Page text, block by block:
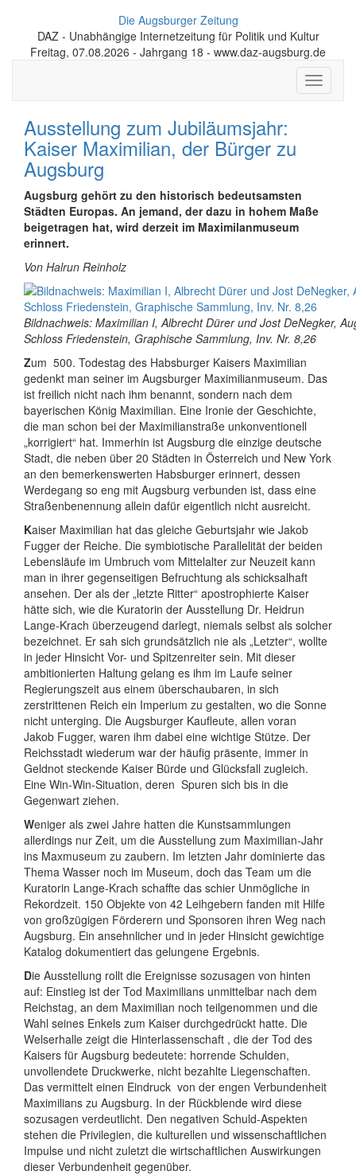
Die Augsburger Zeitung
DAZ - Unabhängige Internetzeitung für Politik und Kultur
Freitag, 07.08.2026 - Jahrgang 18 - www.daz-augsburg.de
Toggle
Ausstellung zum Jubiläumsjahr:
Kaiser Maximilian, der Bürger zu
Augsburg
Augsburg gehört zu den historisch bedeutsamsten
Städten Europas. An jemand, der dazu in hohem Maße
beigetragen hat, wird derzeit im Maximilanmuseum
erinnert.
Von Halrun Reinholz
Bildnachweis: Maximilian I, Albrecht Dürer und Jost DeNegker,
Schloss Friedenstein, Graphische Sammlung, Inv. Nr. 8,26
Zum 500. Todestag des Habsburger Kaisers Maximilian
gedenkt man seiner im Augsburger Maximilianmuseum. Das
ist freilich nicht nach ihm benannt, sondern nach dem
bayerischen König Maximilian. Eine Ironie der Geschichte,
die man schon bei der Maximilianstraße unkonventionell
„korrigiert“ hat. Immerhin ist Augsburg die einzige deutsche
Stadt, die neben über 20 Städten in Österreich und New York
an den bemerkenswerten Habsburger erinnert, dessen
Werdegang so eng mit Augsburg verbunden ist, dass eine
Straßenbenennung allein dafür eigentlich nicht ausreicht.
Kaiser Maximilian hat das gleiche Geburtsjahr wie Jakob
Fugger der Reiche. Die symbiotische Parallelität der beiden
Lebensläufe im Umbruch vom Mittelalter zur Neuzeit kann
man in ihrer gegenseitigen Befruchtung als schicksalhaft
ansehen. Der als der „letzte Ritter“ apostrophierte Kaiser
hätte sich, wie die Kuratorin der Ausstellung Dr. Heidrun
Lange-Krach überzeugend darlegt, niemals selbst als solcher
bezeichnet. Er sah sich grundsätzlich nie als „Letzter“, wollte
in jeder Hinsicht Vor- und Spitzenreiter sein. Mit dieser
ambitionierten Haltung gelang es ihm im Laufe seiner
Regierungszeit aus einem überschaubaren, in sich
zerstrittenen Reich ein Imperium zu gestalten, wo die Sonne
nicht unterging. Die Augsburger Kaufleute, allen voran
Jakob Fugger, waren ihm dabei eine wichtige Stütze. Der
Reichsstadt wiederum war der häufig präsente, immer in
Geldnot steckende Kaiser Bürde und Glücksfall zugleich.
Eine Win-Win-Situation, deren Spuren sich bis in die
Gegenwart ziehen.
Weniger als zwei Jahre hatten die Kunstsammlungen
allerdings nur Zeit, um die Ausstellung zum Maximilian-Jahr
ins Maxmuseum zu zaubern. Im letzten Jahr dominierte das
Thema Wasser noch im Museum, doch das Team um die
Kuratorin Lange-Krach schaffte das schier Unmögliche in
Rekordzeit. 150 Objekte von 42 Leihgebern fanden mit Hilfe
von großzügigen Förderern und Sponsoren ihren Weg nach
Augsburg. Ein ansehnlicher und in jeder Hinsicht gewichtige
Katalog dokumentiert das gelungene Ergebnis.
Die Ausstellung rollt die Ereignisse sozusagen von hinten
auf: Einstieg ist der Tod Maximilians unmittelbar nach dem
Reichstag, an dem Maximilian noch teilgenommen und die
Wahl seines Enkels zum Kaiser durchgedrückt hatte. Die
Welserhalle zeigt die Hinterlassenschaft , die der Tod des
Kaisers für Augsburg bedeutete: horrende Schulden,
unvollendete Druckwerke, nicht bezahlte Liegenschaften.
Das vermittelt einen Eindruck von der engen Verbundenheit
Maximilians zu Augsburg. In der Rückblende wird diese
sozusagen verdeutlicht. Den negativen Schuld-Aspekten
stehen die Privilegien, die kulturellen und wissenschaftlichen
Impulse und nicht zuletzt die wirtschaftlichen Auswirkungen
dieser Verbundenheit gegenüber.